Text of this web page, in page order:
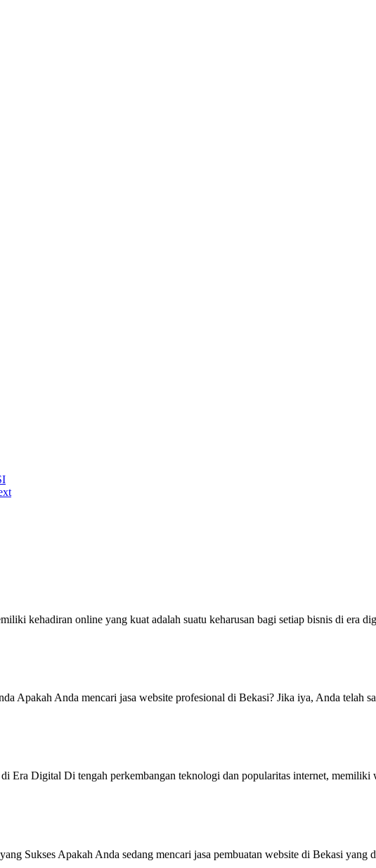
kehadiran online yang kuat adalah suatu keharusan bagi setiap bisnis di era
Apakah Anda mencari jasa website profesional di Bekasi? Jika iya, Anda telah
Era Digital Di tengah perkembangan teknologi dan popularitas internet, memiliki
Sukses Apakah Anda sedang mencari jasa pembuatan website di Bekasi yang